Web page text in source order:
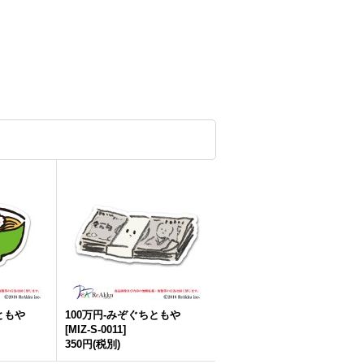
もや
100万円-みぞぐちともや
[MIZ-S-0011]
350円(税別)